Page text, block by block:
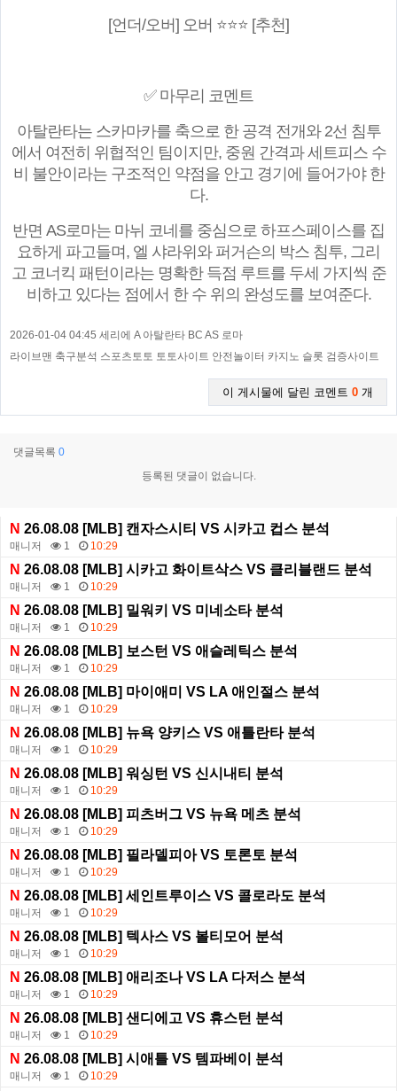
[언더/오버] 오버 ⭐⭐⭐ [추천]
✅ 마무리 코멘트
아탈란타는 스카마카를 축으로 한 공격 전개와 2선 침투
에서 여전히 위협적인 팀이지만, 중원 간격과 세트피스 수
비 불안이라는 구조적인 약점을 안고 경기에 들어가야 한
다.
반면 AS로마는 마뉘 코네를 중심으로 하프스페이스를 집
요하게 파고들며, 엘 샤라위와 퍼거슨의 박스 침투, 그리
고 코너킥 패턴이라는 명확한 득점 루트를 두세 가지씩 준
비하고 있다는 점에서 한 수 위의 완성도를 보여준다.
2026-01-04 04:45 세리에 A 아탈란타 BC AS 로마
라이브맨 축구분석 스포츠토토 토토사이트 안전놀이터 카지노 슬롯 검증사이트
이 게시물에 달린 코멘트 0 개
댓글목록 0
등록된 댓글이 없습니다.
N 26.08.08 [MLB] 캔자스시티 VS 시카고 컵스 분석
매니저 1 10:29
N 26.08.08 [MLB] 시카고 화이트삭스 VS 클리블랜드 분석
매니저 1 10:29
N 26.08.08 [MLB] 밀워키 VS 미네소타 분석
매니저 1 10:29
N 26.08.08 [MLB] 보스턴 VS 애슬레틱스 분석
매니저 1 10:29
N 26.08.08 [MLB] 마이애미 VS LA 애인절스 분석
매니저 1 10:29
N 26.08.08 [MLB] 뉴욕 양키스 VS 애틀란타 분석
매니저 1 10:29
N 26.08.08 [MLB] 워싱턴 VS 신시내티 분석
매니저 1 10:29
N 26.08.08 [MLB] 피츠버그 VS 뉴욕 메츠 분석
매니저 1 10:29
N 26.08.08 [MLB] 필라델피아 VS 토론토 분석
매니저 1 10:29
N 26.08.08 [MLB] 세인트루이스 VS 콜로라도 분석
매니저 1 10:29
N 26.08.08 [MLB] 텍사스 VS 볼티모어 분석
매니저 1 10:29
N 26.08.08 [MLB] 애리조나 VS LA 다저스 분석
매니저 1 10:29
N 26.08.08 [MLB] 샌디에고 VS 휴스턴 분석
매니저 1 10:29
N 26.08.08 [MLB] 시애틀 VS 템파베이 분석
매니저 1 10:29